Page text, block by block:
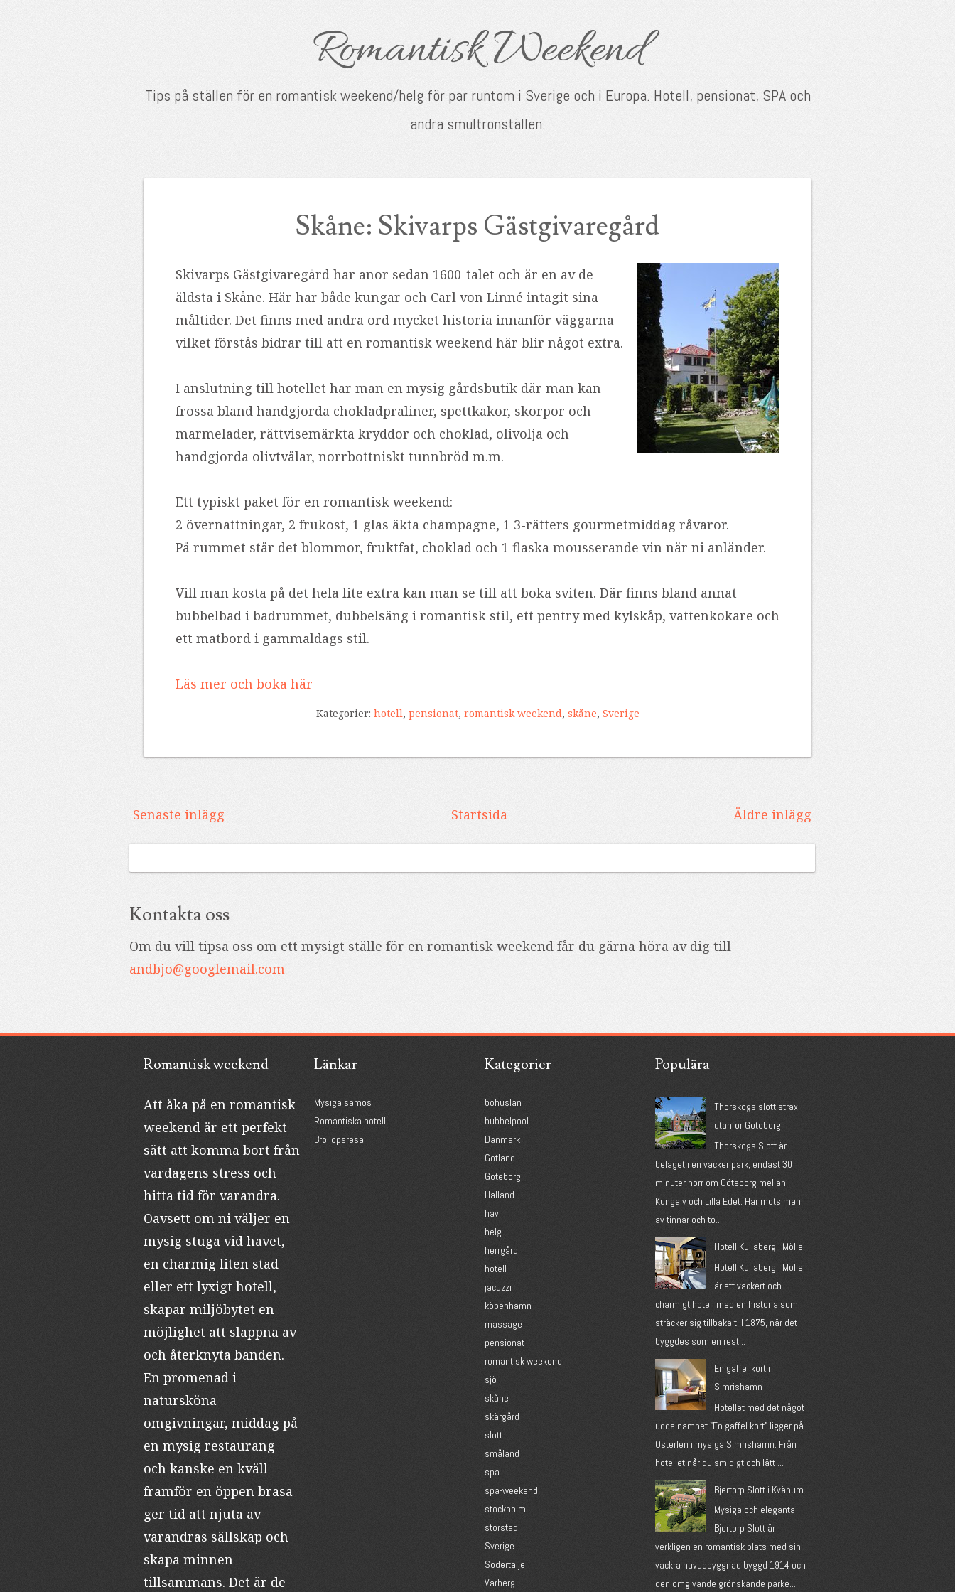
Romantisk Weekend
Tips på ställen för en romantisk weekend/helg för par runtom i Sverige och i Europa. Hotell, pensionat, SPA och
andra smultronställen.
Skåne: Skivarps Gästgivaregård
Skivarps Gästgivaregård har anor sedan 1600-talet och är en av de
äldsta i Skåne. Här har både kungar och Carl von Linné intagit sina
måltider. Det finns med andra ord mycket historia innanför väggarna
vilket förstås bidrar till att en romantisk weekend här blir något extra.
I anslutning till hotellet har man en mysig gårdsbutik där man kan
frossa bland handgjorda chokladpraliner, spettkakor, skorpor och
marmelader, rättvisemärkta kryddor och choklad, olivolja och
handgjorda olivtvålar, norrbottniskt tunnbröd m.m.
Ett typiskt paket för en romantisk weekend:
2 övernattningar, 2 frukost, 1 glas äkta champagne, 1 3-rätters gourmetmiddag råvaror.
På rummet står det blommor, fruktfat, choklad och 1 flaska mousserande vin när ni anländer.
Vill man kosta på det hela lite extra kan man se till att boka sviten. Där finns bland annat
bubbelbad i badrummet, dubbelsäng i romantisk stil, ett pentry med kylskåp, vattenkokare och
ett matbord i gammaldags stil.
Läs mer och boka här
Kategorier: hotell, pensionat, romantisk weekend, skåne, Sverige
Senaste inlägg Äldre inlägg
Startsida
Kontakta oss
Om du vill tipsa oss om ett mysigt ställe för en romantisk weekend får du gärna höra av dig till
andbjo@googlemail.com
Romantisk weekend
Att åka på en romantisk
weekend är ett perfekt
sätt att komma bort från
vardagens stress och
hitta tid för varandra.
Oavsett om ni väljer en
mysig stuga vid havet,
en charmig liten stad
eller ett lyxigt hotell,
skapar miljöbytet en
möjlighet att slappna av
och återknyta banden.
En promenad i
natursköna
omgivningar, middag på
en mysig restaurang
och kanske en kväll
framför en öppen brasa
ger tid att njuta av
varandras sällskap och
skapa minnen
tillsammans. Det är de
Länkar
Mysiga samos
Romantiska hotell
Bröllopsresa
Kategorier
bohuslän
bubbelpool
Danmark
Gotland
Göteborg
Halland
hav
helg
herrgård
hotell
jacuzzi
köpenhamn
massage
pensionat
romantisk weekend
sjö
skåne
skärgård
slott
småland
spa
spa-weekend
stockholm
storstad
Sverige
Södertälje
Varberg
Populära
Thorskogs slott strax
utanför Göteborg
Thorskogs Slott är
beläget i en vacker park, endast 30
minuter norr om Göteborg mellan
Kungälv och Lilla Edet. Här möts man
av tinnar och to...
Hotell Kullaberg i Mölle
Hotell Kullaberg i Mölle
är ett vackert och
charmigt hotell med en historia som
sträcker sig tillbaka till 1875, när det
byggdes som en rest...
En gaffel kort i
Simrishamn
Hotellet med det något
udda namnet "En gaffel kort" ligger på
Österlen i mysiga Simrishamn. Från
hotellet når du smidigt och lätt ...
Bjertorp Slott i Kvänum
Mysiga och eleganta
Bjertorp Slott är
verkligen en romantisk plats med sin
vackra huvudbyggnad byggd 1914 och
den omgivande grönskande parke...